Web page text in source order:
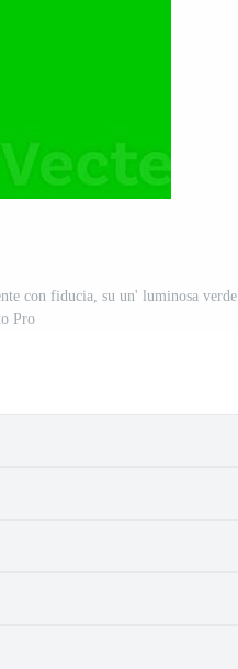
con fiducia, su un' luminosa verde
Pro